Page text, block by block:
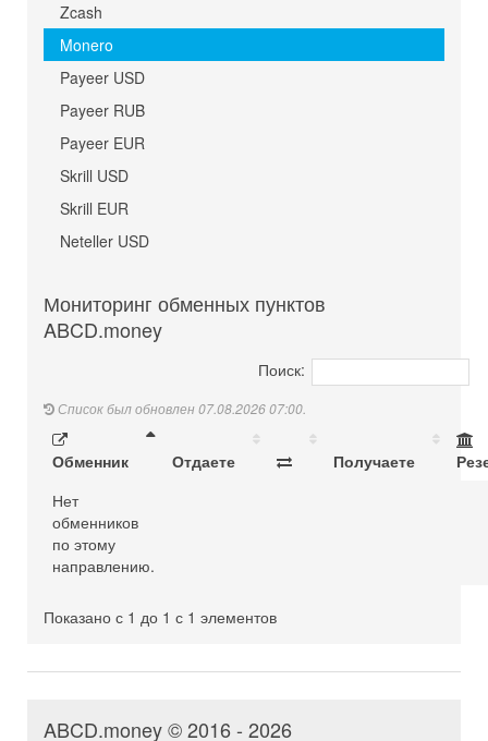
Zcash
Monero
Payeer USD
Payeer RUB
Payeer EUR
Skrill USD
Skrill EUR
Neteller USD
Мониторинг обменных пунктов
ABCD.money
Поиск:
Список был обновлен 07.08.2026 07:00.
Обменник Отдаете Получаете
Нет
обменников
по этому
направлению.
Показано с 1 до 1 с 1 элементов
ABCD.money © 2016 - 2026